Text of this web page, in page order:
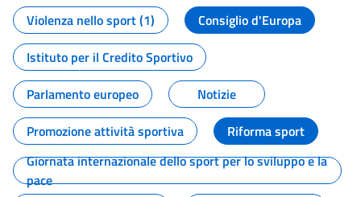
Violenza nello sport (1)
Consiglio d'Europa
Istituto per il Credito Sportivo
Parlamento europeo
Notizie
Promozione attività sportiva
Riforma sport
Giornata internazionale dello sport per lo sviluppo e la
pace